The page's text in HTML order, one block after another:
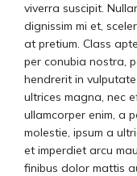
viverra suscipit.
dignissim mi et,
at pretium. Class
per conubia nostra,
hendrerit in
ultrices magna, nec
ullamcorper enim, a
molestie, ipsum a
et imperdiet arcu
finibus dolor mattis